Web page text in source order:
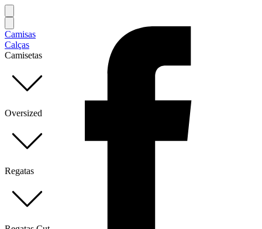
Camisas
Calças
Camisetas
Oversized
Regatas